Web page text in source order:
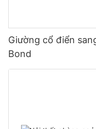
Giường cổ điển
Bond